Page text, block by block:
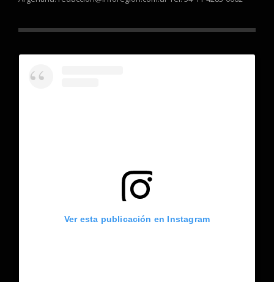
Ver esta publicación en Instagram